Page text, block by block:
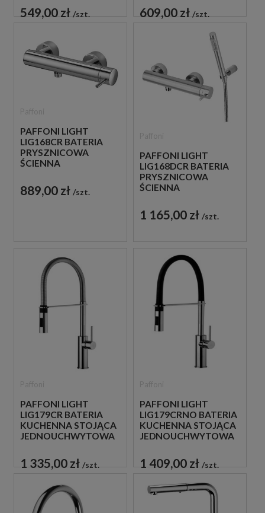
549,00 zł szt. 609,00 zł szt.
PAFFONI LIGHT
LIG168CR BATERIA
PRYSZNICOWA
ŚCIENNA
CHROM
889,00 zł szt.
PAFFONI LIGHT
LIG168DCR BATERIA
PRYSZNICOWA
ŚCIENNA
CHROM
1 165,00 zł szt.
PAFFONI LIGHT
LIG179CR BATERIA
KUCHENNA STOJĄCA
JEDNOUCHWYTOWA
1 335,00 zł szt.
PAFFONI LIGHT
LIG179CRNO BATERIA
KUCHENNA STOJĄCA
JEDNOUCHWYTOWA
1 409,00 zł szt.